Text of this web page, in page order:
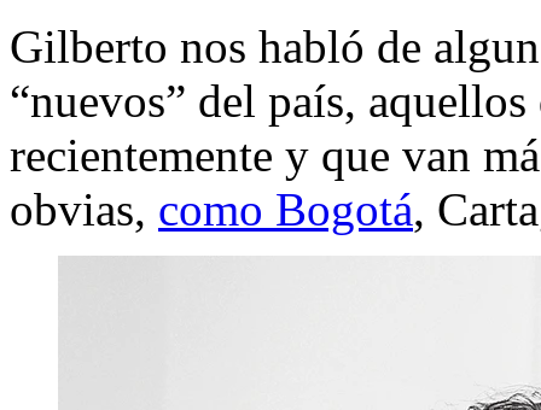
Gilberto nos habló de
“nuevos” del país,
recientemente y que van
obvias, como Bogotá,